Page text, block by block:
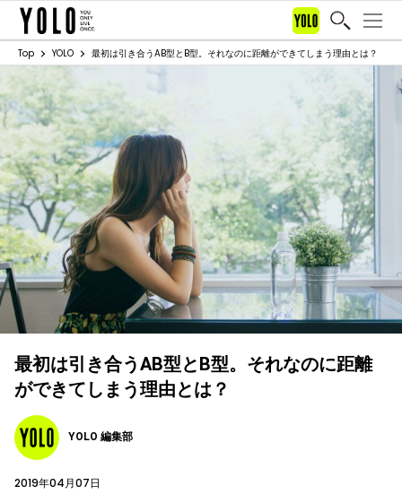
Top YOLO 最初は引き合うAB型とB型。それなのに距離ができてしまう理由とは？
最初は引き合うAB型とB型。それなのに距離
ができてしまう理由とは？
YOLO 編集部
2019年04月07日